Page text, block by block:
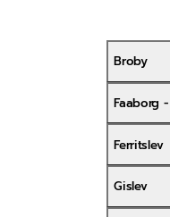
Broby
Faaborg
Ferritslev
Gislev